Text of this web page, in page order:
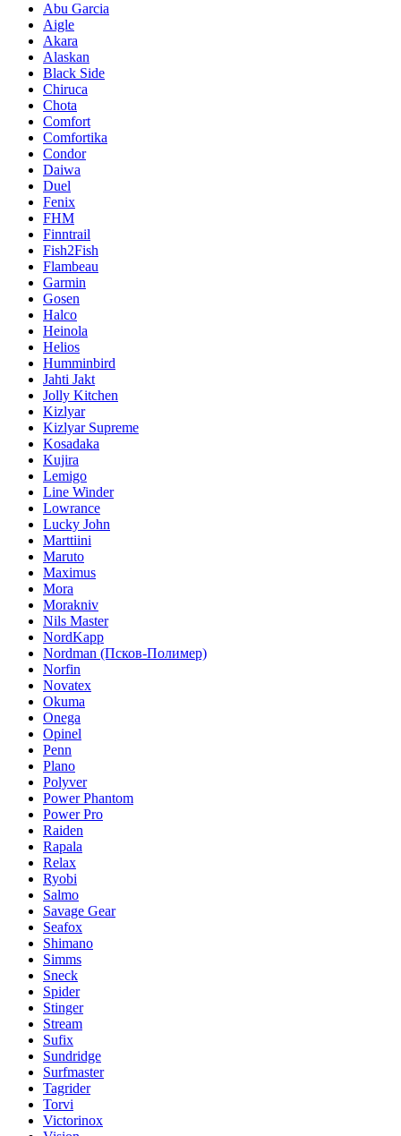
Abu Garcia
Aigle
Akara
Alaskan
Black Side
Chiruca
Chota
Comfort
Comfortika
Condor
Daiwa
Duel
Fenix
FHM
Finntrail
Fish2Fish
Flambeau
Garmin
Gosen
Halco
Heinola
Helios
Humminbird
Jahti Jakt
Jolly Kitchen
Kizlyar
Kizlyar Supreme
Kosadaka
Kujira
Lemigo
Line Winder
Lowrance
Lucky John
Marttiini
Maruto
Maximus
Mora
Morakniv
Nils Master
NordKapp
Nordman (Псков-Полимер)
Norfin
Novatex
Okuma
Onega
Opinel
Penn
Plano
Polyver
Power Phantom
Power Pro
Raiden
Rapala
Relax
Ryobi
Salmo
Savage Gear
Seafox
Shimano
Simms
Sneck
Spider
Stinger
Stream
Sufix
Sundridge
Surfmaster
Tagrider
Torvi
Victorinox